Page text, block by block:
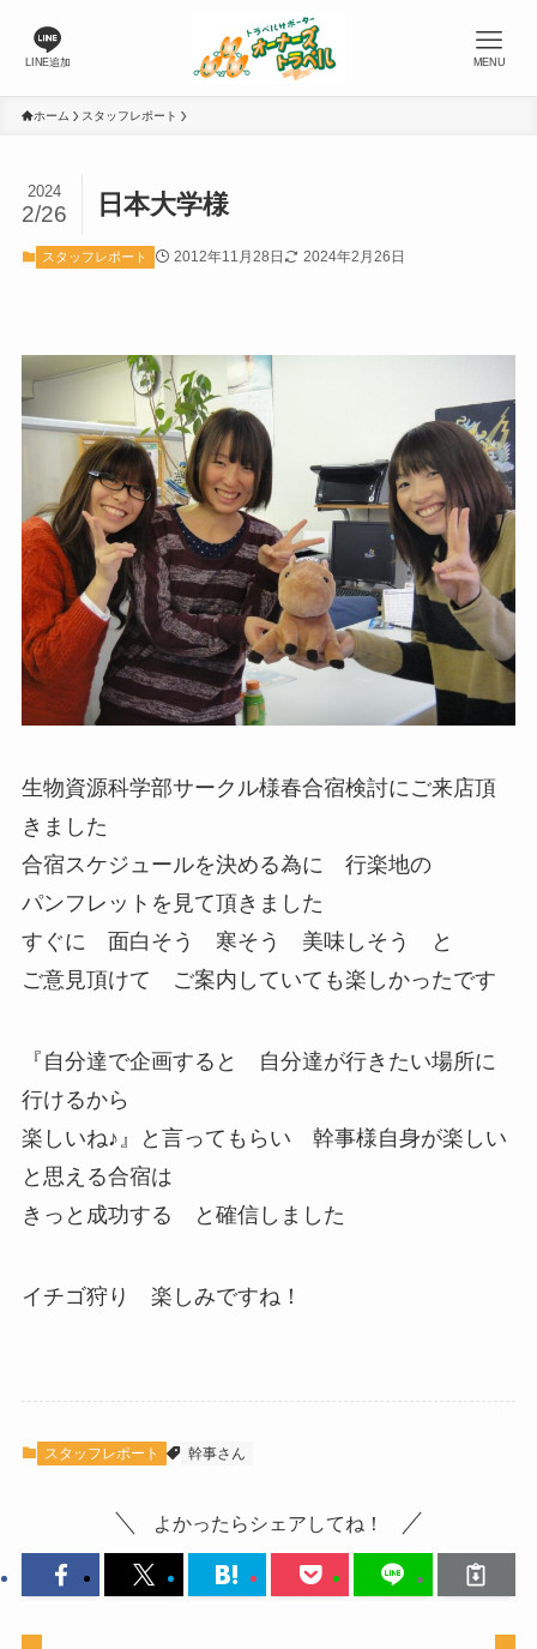
LINE追加 MENU
ホーム スタッフレポート
日本大学様
2024
2/26
スタッフレポート 2012年11月28日 2024年2月26日
生物資源科学部サークル様春合宿検討にご来店頂
きました
合宿スケジュールを決める為に 行楽地の
パンフレットを見て頂きました
すぐに 面白そう 寒そう 美味しそう と
ご意見頂けて ご案内していても楽しかったです
『自分達で企画すると 自分達が行きたい場所に
行けるから
楽しいね♪』と言ってもらい 幹事様自身が楽しい
と思える合宿は
きっと成功する と確信しました
イチゴ狩り 楽しみですね！
スタッフレポート 幹事さん
よかったらシェアしてね！